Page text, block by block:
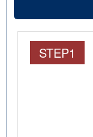
STEP1